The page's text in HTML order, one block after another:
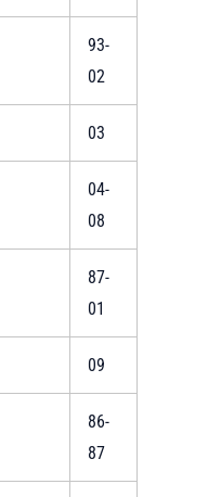
93-
02
03
04-
08
87-
01
09
86-
87